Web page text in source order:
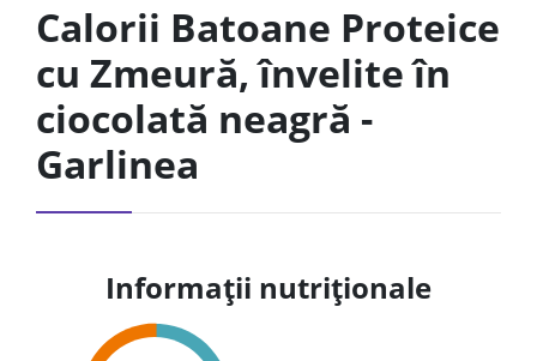
Calorii Batoane Proteice
cu Zmeură, învelite în
ciocolată neagră -
Garlinea
Informații nutriționale